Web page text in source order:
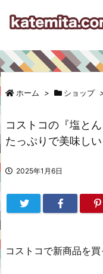
ホーム > ショップ
コストコの『塩と
たっぷりで美味しい
2025年1月6日
コストコで新商品を買